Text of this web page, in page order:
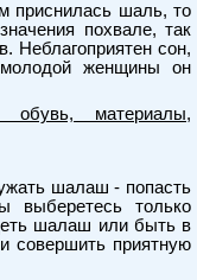
приснилась шаль, то
похвале, так
Неблагоприятен сон,
женщины он
обувь, материалы,
шалаш - попасть
выберетесь только
шалаш или быть в
совершить приятную